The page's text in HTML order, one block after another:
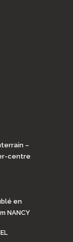
–
centre
en
NANCY